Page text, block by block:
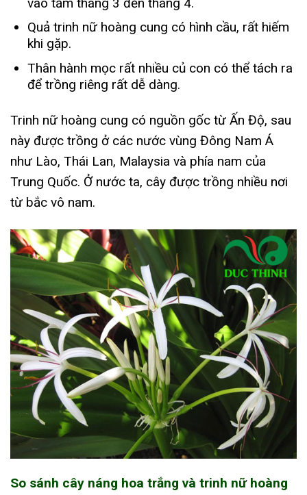
Quả trinh nữ hoàng cung có hình cầu, rất hiếm
khi gặp.
Thân hành mọc rất nhiều củ con có thể tách ra
để trồng riêng rất dễ dàng.
Trinh nữ hoàng cung có nguồn gốc từ Ấn Độ, sau
này được trồng ở các nước vùng Đông Nam Á
như Lào, Thái Lan, Malaysia và phía nam của
Trung Quốc. Ở nước ta, cây được trồng nhiều nơi
từ bắc vô nam.
So sánh cây náng hoa trắng và trinh nữ hoàng